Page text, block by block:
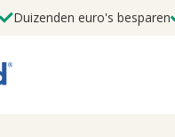
Duizenden euro's besparen